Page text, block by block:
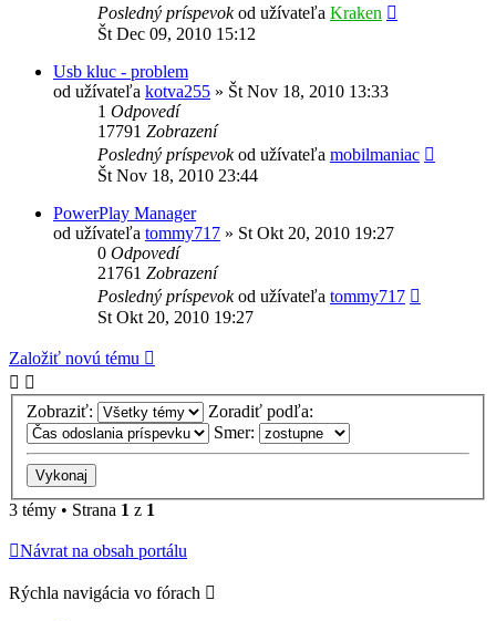
Posledný príspevokod užívateľa Kraken
Št Dec 09, 2010 15:12
Usb kluc - problem
od užívateľa kotva255 » Št Nov 18, 2010 13:33
1 Odpovedí
17791 Zobrazení
Posledný príspevokod užívateľa mobilmaniac
Št Nov 18, 2010 23:44
PowerPlay Manager
od užívateľa tommy717 » St Okt 20, 2010 19:27
0 Odpovedí
21761 Zobrazení
Posledný príspevokod užívateľa tommy717
St Okt 20, 2010 19:27
Založiť novú tému
Zobraziť:
Zoradiť podľa:
Smer:
3 témy • Strana 1 z 1
Návrat na obsah portálu
Rýchla navigácia vo fórach